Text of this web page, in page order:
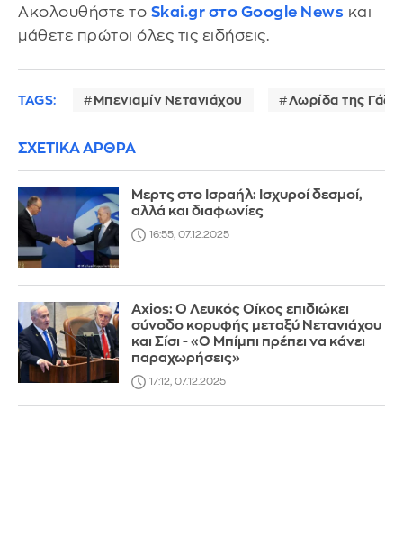
Ακολουθήστε το Skai.gr στο Google News και
μάθετε πρώτοι όλες τις ειδήσεις.
TAGS: Μπενιαμίν Νετανιάχου Λωρίδα της
ΣΧΕΤΙΚΑ ΑΡΘΡΑ
Μερτς στο Ισραήλ: Ισχυροί δεσμοί,
αλλά και διαφωνίες
16:55, 07.12.2025
Axios: Ο Λευκός Οίκος επιδιώκει
σύνοδο κορυφής μεταξύ Νετανιάχου
και Σίσι - «Ο Μπίμπι πρέπει να κάνει
παραχωρήσεις»
17:12, 07.12.2025